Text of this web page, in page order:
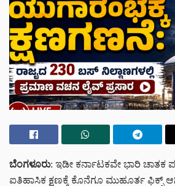
ಬೆಂಗಳೂರು: ಇಡೀ ಕರ್ನಾಟಕವೇ ಭಾರಿ ಚಾತಕ
ಐತಿಹಾಸಿಕ ಕ್ಷಣಕ್ಕೆ ಕೊನೆಗೂ ಮುಹೂರ್ತ ಫಿಕ್ಸ್